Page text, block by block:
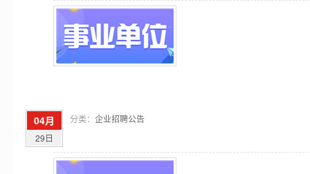
04月
29日
分类： 企业招聘公告